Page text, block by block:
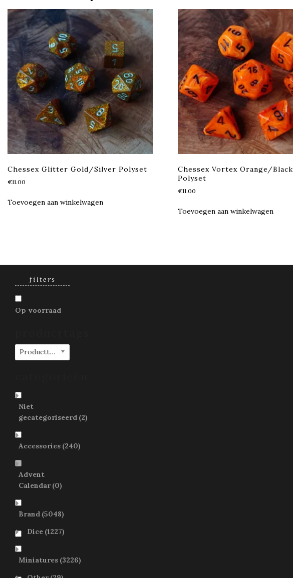
Chessex Glitter Gold/Silver Polyset
€11.00
Toevoegen aan winkelwagen
Chessex Vortex Orange/Black
Polyset
€11.00
Toevoegen aan winkelwagen
filters
Op voorraad
Producttags
Niet
gecategoriseerd (2)
Accessories (240)
Advent
Calendar (0)
Brand (5048)
Dice (1227)
Miniatures (3226)